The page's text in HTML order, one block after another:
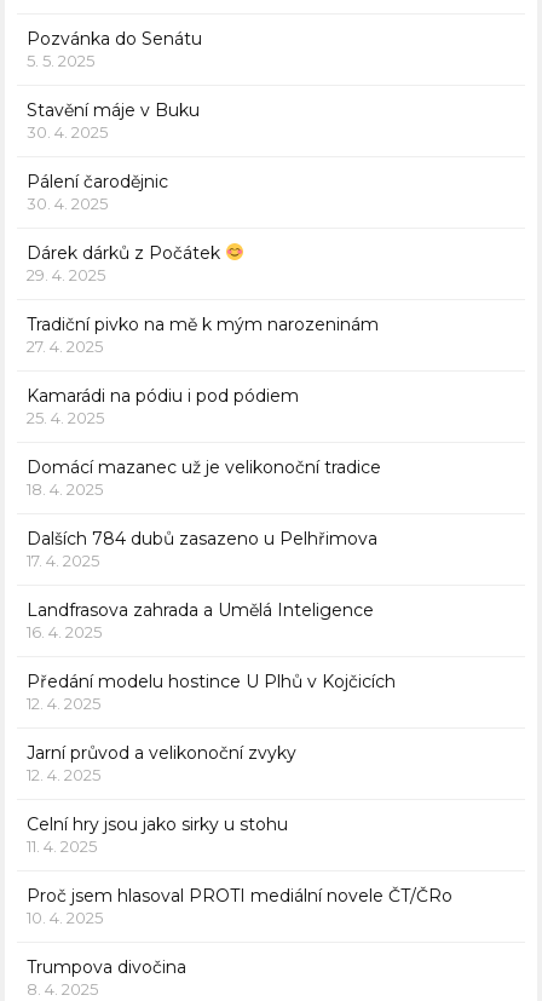
Pozvánka do Senátu
5. 5. 2025
Stavění máje v Buku
30. 4. 2025
Pálení čarodějnic
30. 4. 2025
Dárek dárků z Počátek
29. 4. 2025
Tradiční pivko na mě k mým narozeninám
27. 4. 2025
Kamarádi na pódiu i pod pódiem
25. 4. 2025
Domácí mazanec už je velikonoční tradice
18. 4. 2025
Dalších 784 dubů zasazeno u Pelhřimova
17. 4. 2025
Landfrasova zahrada a Umělá Inteligence
16. 4. 2025
Předání modelu hostince U Plhů v Kojčicích
12. 4. 2025
Jarní průvod a velikonoční zvyky
12. 4. 2025
Celní hry jsou jako sirky u stohu
11. 4. 2025
Proč jsem hlasoval PROTI mediální novele ČT/ČRo
10. 4. 2025
Trumpova divočina
8. 4. 2025